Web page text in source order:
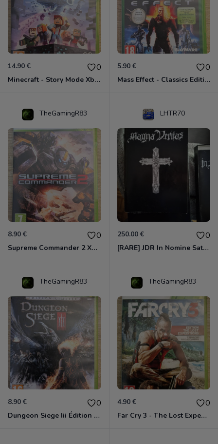
14.90 € 0
Minecraft - Story Mode Xbox 360
5.90 € 0
Mass Effect - Classics Edition Xbox 360
TheGamingR83
8.90 € 0
Supreme Commander 2 Xbox 360
LHTR70
250.00 € 0
[RARE] JDR In Nomine Satanis / Magna Veritas – 1ère Édition BOÎTE (DOS BLANC, 1989) - CROC / Siroz
TheGamingR83
8.90 € 0
Dungeon Siege Iii Édition Limitée - Vf Intégrale Xbox 360
TheGamingR83
4.90 € 0
Far Cry 3 - The Lost Expeditions - Edition Spéciale Xbox 360